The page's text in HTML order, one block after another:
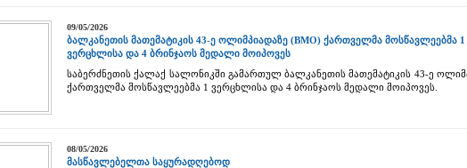
09/05/2026
ბალკანეთის მათემატიკის 43-ე ოლიმპიადაზე (BMO) ქართველმა მოსწავლეებმა 1
ვერცხლისა და 4 ბრინჯაოს მედალი მოიპოვეს
საბერძნეთის ქალაქ სალონიკში გამართულ ბალკანეთის მათემატიკის 43-ე
ქართველმა მოსწავლეებმა 1 ვერცხლისა და 4 ბრინჯაოს მედალი მოიპოვეს.
08/05/2026
მასწავლებელთა საყურადღებოდ